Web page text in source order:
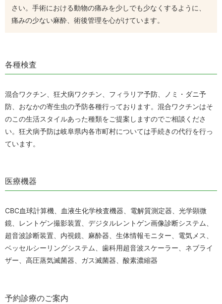
さい。 手術における動物の痛みを少しでも少なくするように、
痛みの少ない麻酔、術後管理を心がけています。
各種検査
混合ワクチン、狂犬病ワクチン、フィラリア予防、ノミ・ダニ予
防、おなかの寄生虫の予防各種行っております。 混合ワクチンはそ
のこの生活スタイルあった種類をご提案しますのでご相談くださ
い。 狂犬病予防は岐阜県内各市町村については手続きの代行を行っ
ています。
医療機器
CBC血球計算機、血液生化学検査機器、電解質測定器、光学顕微
鏡、レントゲン撮影装置、デジタルレントゲン画像診断システム、
超音波診断装置、内視鏡、麻酔器、生体情報モニター、電気メス、
ベッセルシーリングシステム、歯科用超音波スケーラー、ネブライ
ザー、高圧蒸気滅菌器、ガス滅菌器、酸素濃縮器
予約診療のご案内